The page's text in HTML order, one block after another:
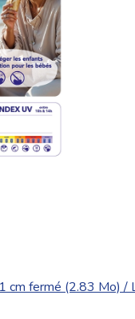
cm fermé (2.83 Mo) /